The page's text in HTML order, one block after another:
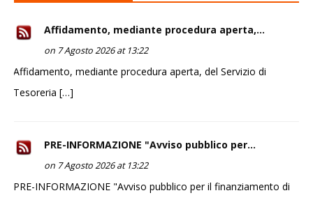
Affidamento, mediante procedura aperta,...
on 7 Agosto 2026 at 13:22
Affidamento, mediante procedura aperta, del Servizio di
Tesoreria […]
PRE-INFORMAZIONE "Avviso pubblico per...
on 7 Agosto 2026 at 13:22
PRE-INFORMAZIONE "Avviso pubblico per il finanziamento di